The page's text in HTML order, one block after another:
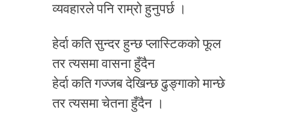
व्यवहारले पनि राम्रो हुनुपर्छ ।
हेर्दा कति सुन्दर हुन्छ प्लास्टिकको फूल
तर त्यसमा वासना हुँदैन
हेर्दा कति गज्जब देखिन्छ ढुङ्गाको मान्छे
तर त्यसमा चेतना हुँदैन ।